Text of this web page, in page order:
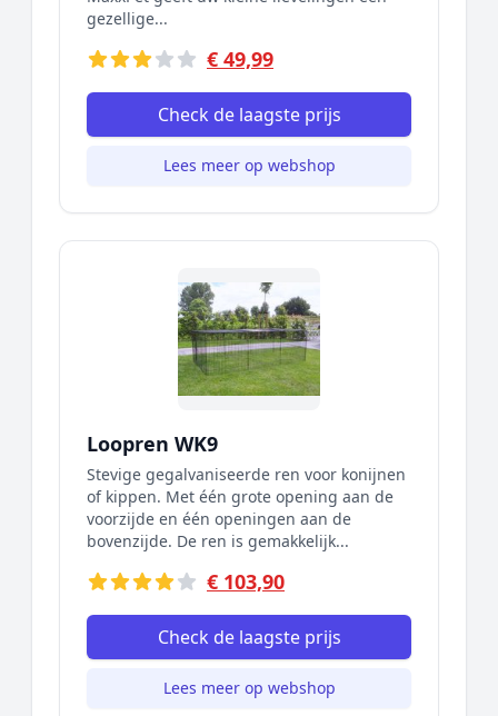
gezellige...
€ 49,99
Check de laagste prijs
Lees meer op webshop
Loopren WK9
Stevige gegalvaniseerde ren voor konijnen
of kippen. Met één grote opening aan de
voorzijde en één openingen aan de
bovenzijde. De ren is gemakkelijk...
€ 103,90
Check de laagste prijs
Lees meer op webshop